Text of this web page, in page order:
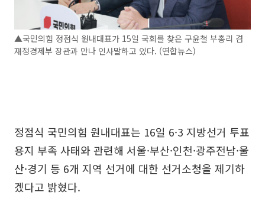
▲국민의힘 정점식 원내대표가 15일 국회를 찾은 구윤철 부총리 겸
재정경제부 장관과 만나 인사말하고 있다. (연합뉴스)
정점식 국민의힘 원내대표는 16일 6·3 지방선거 투표
용지 부족 사태와 관련해 서울·부산·인천·광주전남·울
산·경기 등 6개 지역 선거에 대한 선거소청을 제기하
겠다고 밝혔다.